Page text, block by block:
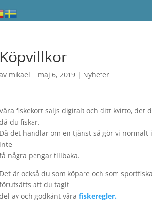
Köpvillkor
av mikael | maj 6, 2019 | Nyheter
Våra fiskekort säljs digitalt och ditt kvitto, det
då du fiskar.
Då det handlar om en tjänst så gör vi
inte
få några pengar tillbaka.
Det är också du som köpare och som
förutsätts att du tagit
del av och godkänt vårafiskeregler.